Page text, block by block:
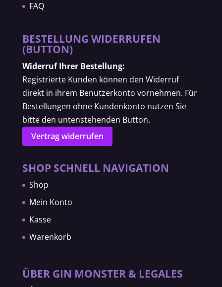
FAQ
BESTELLUNG WIDERRUFEN
(BUTTON)
Widerruf Ihrer Bestellung:
Registrierte Kunden können den Widerruf
direkt in ihrem Benutzerkonto vornehmen. Für
Bestellungen ohne Kundenkonto nutzen Sie
bitte den untenstehenden Button.
Vertrag widerrufen
SHOP SCHNELL NAVIGATION
Shop
Mein Konto
Kasse
Warenkorb
ÜBER GIN MONSTER & LEGALES